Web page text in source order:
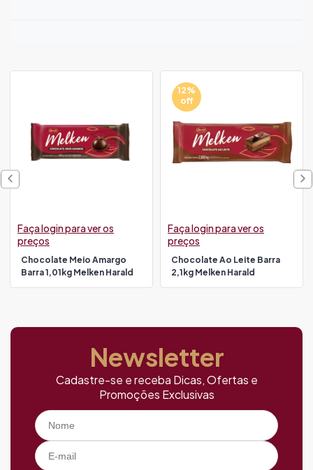
Chocolate Meio Amargo
Barra 1,01kg Melken Harald
Faça login para ver os
preços
12%
off
Chocolate Ao Leite Barra
2,1kg Melken Harald
Faça login para ver os
preços
Newsletter
Cadastre-se e receba Dicas, Ofertas e
Promoções Exclusivas